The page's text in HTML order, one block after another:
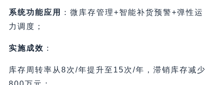
系统功能应用
：微库存管理+智能补货预警+弹性运
力调度；
实施成效 ：
库存周转率从8次/年提升至15次/年，滞销库存减少